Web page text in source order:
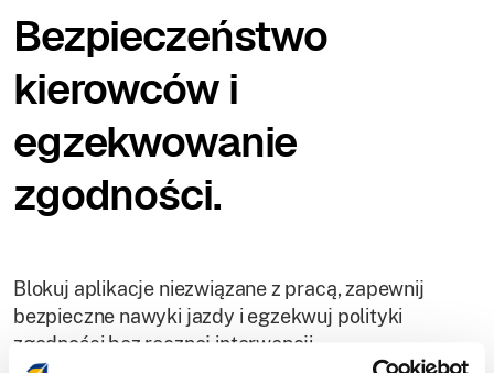
Bezpieczeństwo
kierowców i
egzekwowanie
zgodności.
Blokuj aplikacje niezwiązane z pracą, zapewnij
bezpieczne nawyki jazdy i egzekwuj polityki
zgodności bez ręcznej interwencji.